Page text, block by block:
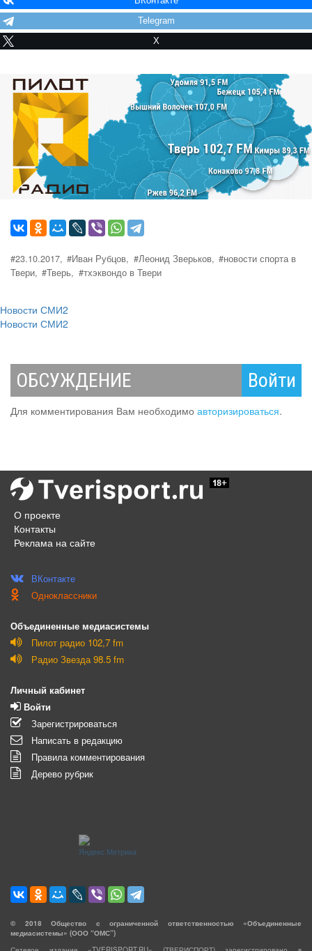
Telegram
X
#23.10.2017, #Иван Рубцов, #Леонид Зверьков, #новости спорта в
Твери, #Тверь, #тхэквондо в Твери
Новости СМИ2
Новости СМИ2
ОБСУЖДЕНИЕ Войти
Для комментирования Вам необходимо авторизироваться.
О проекте
Контакты
Реклама на сайте
ВКонтакте
Одноклассники
Объединенные медиасистемы
Пилот радио 102,7 fm
Радио Звезда 98.5 fm
Личный кабинет
Войти
Зарегистрироваться
Написать в редакцию
Правила комментирования
Дерево рубрик
© 2018 Общество с ограниченной ответственностью «Объединенные
медиасистемы» (ООО “ОМС”)